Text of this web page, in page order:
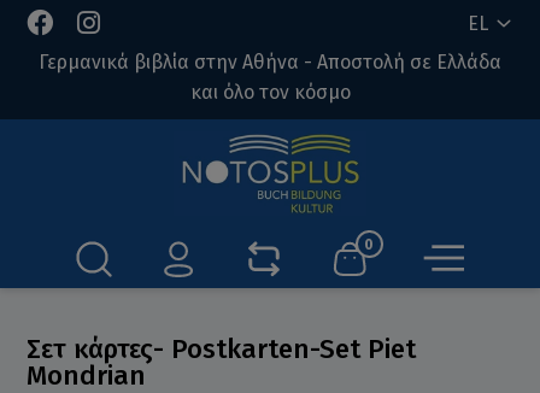
EL
Γερμανικά βιβλία στην Αθήνα - Αποστολή σε Ελλάδα
και όλο τον κόσμο
0
Σετ κάρτες- Postkarten-Set Piet
Mondrian